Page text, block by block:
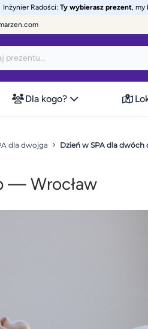
Inżynier Radości: Ty wybierasz prezent, my
Dla kogo?
dla dwojga Dzień w SPA dla
— Wrocław